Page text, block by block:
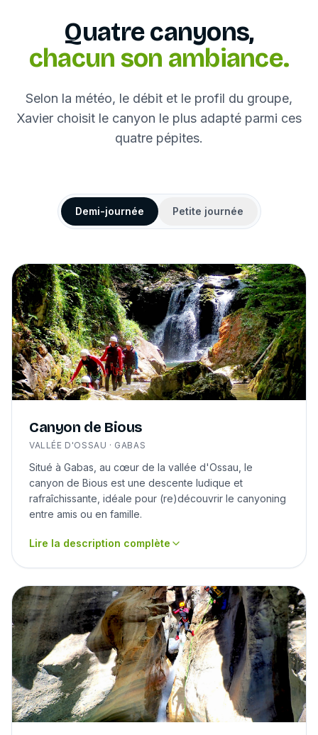
Quatre canyons,
chacun son ambiance.
Selon la météo, le débit et le profil du groupe,
Xavier choisit le canyon le plus adapté parmi ces
quatre pépites.
Demi-journée Petite journée
Canyon de Bious
VALLÉE D'OSSAU · GABAS
Situé à Gabas, au cœur de la vallée d'Ossau, le
canyon de Bious est une descente ludique et
rafraîchissante, idéale pour (re)découvrir le canyoning
entre amis ou en famille.
Lire la description complète